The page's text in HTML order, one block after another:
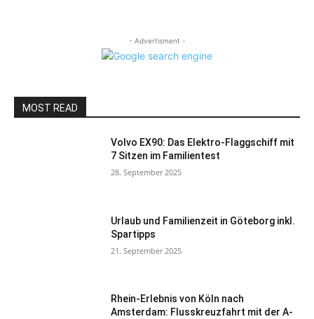
- Advertisment -
MOST READ
Volvo EX90: Das Elektro-Flaggschiff mit
7 Sitzen im Familientest
28. September 2025
Urlaub und Familienzeit in Göteborg inkl.
Spartipps
21. September 2025
Rhein-Erlebnis von Köln nach
Amsterdam: Flusskreuzfahrt mit der A-